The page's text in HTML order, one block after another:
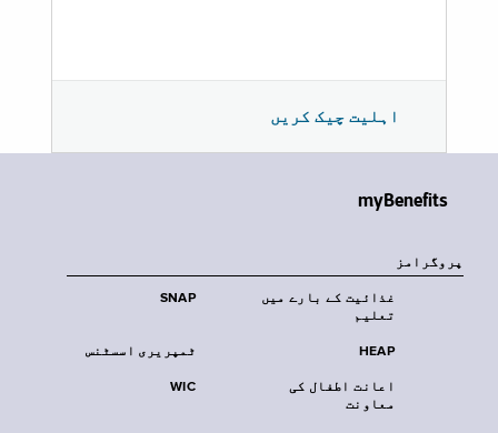
اہلیت چیک کریں
myBenefits
پروگرامز
SNAP
غذائیت کے بارے میں
تعلیم
ٹمپریری اسسٹنس HEAP
WIC
اعانت اطفال کی
معاونت